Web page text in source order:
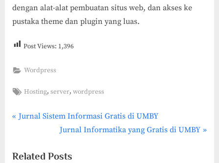
dengan alat-alat pembuatan situs web, dan akses ke
pustaka theme dan plugin yang luas.
Post Views: 1,396
Wordpress
Tags:
Hosting,server,wordpress
Post
P
v
Jurnal Sistem Informasi Gratis di UMBY
N
x
Jurnal Informatika yang Gratis di UMBY
Related Posts